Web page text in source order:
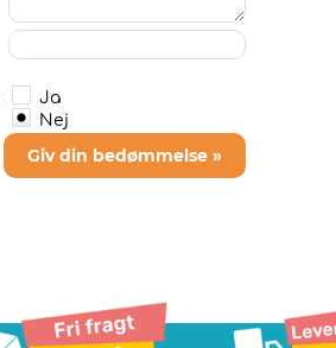
Ja
Nej
Giv din bedømmelse »